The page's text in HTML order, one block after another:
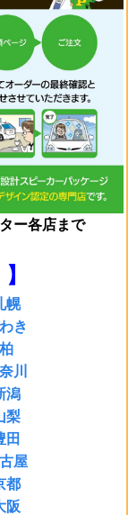
ー各店まで
幌
き
川
潟
梨
田
屋
都
阪